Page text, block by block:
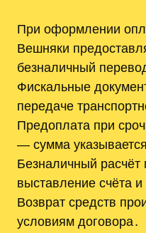
При оформлении
Вешняки
безналичный
Фискальные
передаче
Предоплата при
— сумма
Безналичный расчёт
выставление счёта
Возврат средств
условиям договора․